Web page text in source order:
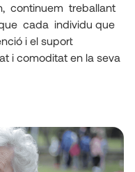
continuem  treballant
cada  individu que
i el suport
i comoditat en la seva